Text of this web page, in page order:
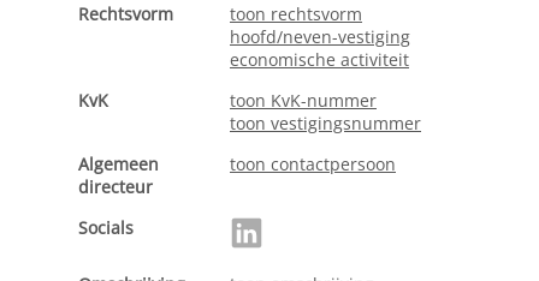
Rechtsvorm
toon rechtsvorm
hoofd/neven-vestiging
economische activiteit
KvK
toon KvK-nummer
toon vestigingsnummer
Algemeen
directeur
toon contactpersoon
Socials